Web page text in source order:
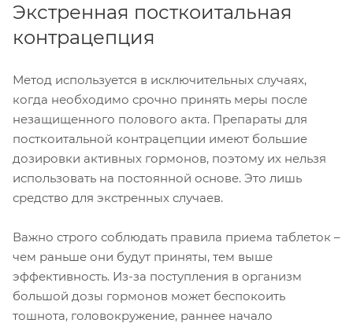
Экстренная посткоитальная
контрацепция
Метод используется в исключительных случаях,
когда необходимо срочно принять меры после
незащищенного полового акта. Препараты для
посткоитальной контрацепции имеют большие
дозировки активных гормонов, поэтому их нельзя
использовать на постоянной основе. Это лишь
средство для экстренных случаев.
Важно строго соблюдать правила приема таблеток –
чем раньше они будут приняты, тем выше
эффективность. Из-за поступления в организм
большой дозы гормонов может беспокоить
тошнота, головокружение, раннее начало